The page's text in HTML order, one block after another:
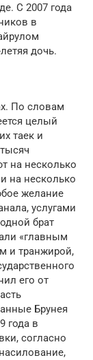
С 2007 года
в
дочь.
По словам
целый
таек и
на несколько
на несколько
желание
услугами
брат
«главным
и транжирой,
его от
Брунея
года в
согласно